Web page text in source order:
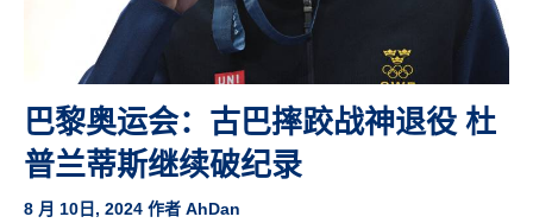
巴黎奥运会：古巴摔跤战神退役 杜
普兰蒂斯继续破纪录
8 月 10日, 2024 作者 AhDan